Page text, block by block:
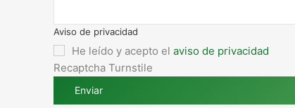
Aviso de privacidad
He leído y acepto el aviso de privacidad
Recaptcha Turnstile
Enviar